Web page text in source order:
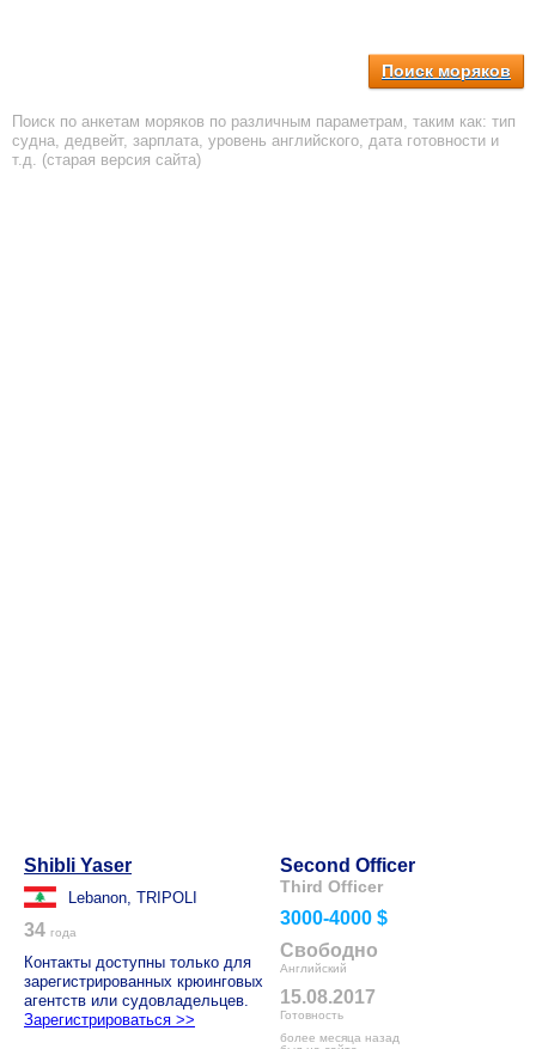
Поиск моряков
Поиск по анкетам моряков по различным параметрам, таким как: тип
судна, дедвейт, зарплата, уровень английского, дата готовности и
т.д. (старая версия сайта)
Shibli Yaser
Lebanon, TRIPOLI
34 года
Контакты доступны только для
зарегистрированных крюинговых
агентств или судовладельцев.
Зарегистрироваться >>
Second Officer
Third Officer
3000-4000 $
Свободно
Английский
15.08.2017
Готовность
более месяца назад